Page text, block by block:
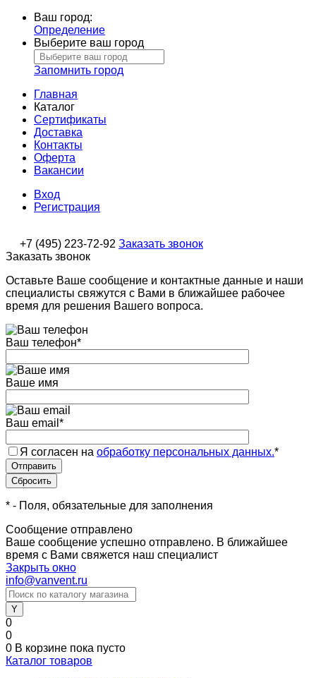
Ваш город:
Определение
Выберите ваш город
Запомнить город
Главная
Каталог
Сертификаты
Доставка
Контакты
Оферта
Вакансии
Вход
Регистрация
+7 (495) 223-72-92 Заказать звонок
Заказать звонок
Оставьте Ваше сообщение и контактные данные и наши
специалисты свяжутся с Вами в ближайшее рабочее
время для решения Вашего вопроса.
Ваш телефон*
Ваше имя
Ваш email *
Я согласен на обработку персональных данных.*
* - Поля, обязательные для заполнения
Сообщение отправлено
Ваше сообщение успешно отправлено. В ближайшее
время с Вами свяжется наш специалист
Закрыть окно
info@vanvent.ru
0
0
0 В корзине пока пусто
Каталог товаров